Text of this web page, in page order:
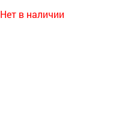
Нет в наличии